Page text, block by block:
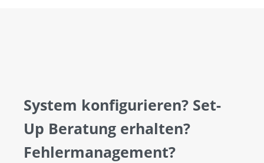
System konfigurieren? Set-
Up Beratung erhalten?
Fehlermanagement?